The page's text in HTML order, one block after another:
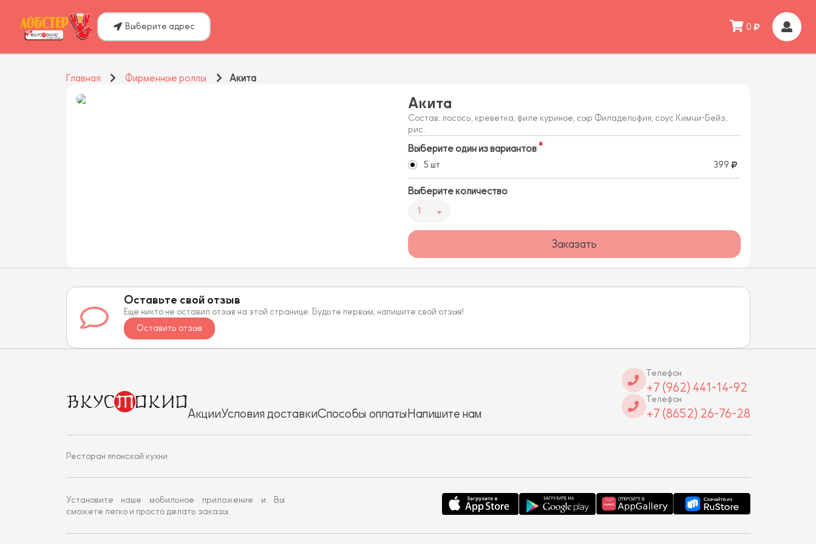
Выберите адрес 0
Главная Фирменные роллы Акита
Акита
Состав: лосось, креветка, филе куриное, сыр Филадельфия, соус Кимчи-Бейз,
рис.
Выберите один из вариантов
5 шт 399
Выберите количество
1
Заказать
Оставьте свой отзыв
Еще никто не оставил отзыв на этой странице. Будьте первым, напишите свой отзыв!
Оставить отзыв
АкцииУсловия доставкиСпособы оплатыНапишите нам
Телефон
+7 (962) 441-14-92
Телефон
+7 (8652) 26-76-28
Ресторан японской кухни
Установите наше мобильное приложение и Вы
сможете легко и просто делать заказы.